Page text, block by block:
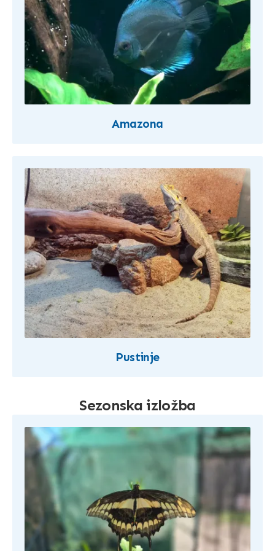
Amazona
Pustinje
Sezonska izložba